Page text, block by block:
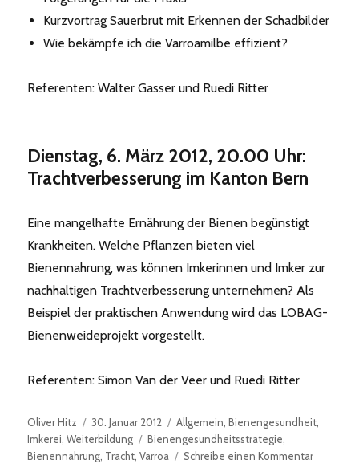
Kurzvortrag Sauerbrut mit Erkennen der Schadbilder
Wie bekämpfe ich die Varroamilbe effizient?
Referenten: Walter Gasser und Ruedi Ritter
Dienstag, 6. März 2012, 20.00 Uhr:
Trachtverbesserung im Kanton Bern
Eine mangelhafte Ernährung der Bienen begünstigt
Krankheiten. Welche Pflanzen bieten viel
Bienennahrung, was können Imkerinnen und Imker zur
nachhaltigen Trachtverbesserung unternehmen? Als
Beispiel der praktischen Anwendung wird das LOBAG-
Bienenweideprojekt vorgestellt.
Referenten: Simon Van der Veer und Ruedi Ritter
Autor
Oliver Hitz
Veröffentlicht
am
30. Januar 2012 Kategorien
Allgemein ,Bienengesundheit
Imkerei ,Weiterbildung Schlagwörter
Bienengesundheitsstrategie
Bienennahrung Tracht ,Varroa Schreibe einen Kommentarzu